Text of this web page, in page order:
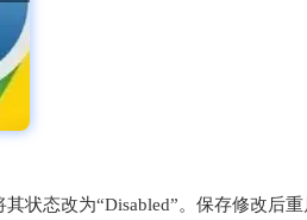
状态改为“Disabled”。保存修改后